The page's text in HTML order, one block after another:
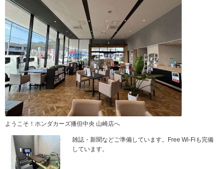
ようこそ！ホンダカーズ播但中央 山崎店へ
雑誌・新聞などご準備しています。Free Wi-Fiも完備
しています。